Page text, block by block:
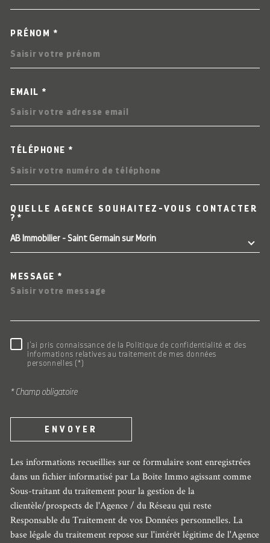
PRÉNOM *
EMAIL *
TÉLÉPHONE *
QUELLE AGENCE SOUHAITEZ-VOUS CONTACTER
?*
AB Immobilier - Saint Germain sur Morin
MESSAGE *
RÈGLEMENTATION
J'ai pris connaissance de la Politique de confidentialité et des
informations relatives au traitement de mes données
personnelles (*)
* Champ obligatoire
ENVOYER
Les informations recueillies sur ce formulaire sont enregistrées
dans un fichier informatisé par La Boite Immo agissant comme
Sous-traitant du traitement pour la gestion de la
clientèle/prospects de l'Agence / du Réseau qui reste
Responsable du Traitement de vos Données personnelles. La
base légale du traitement repose sur l'intérêt légitime de l'Agence